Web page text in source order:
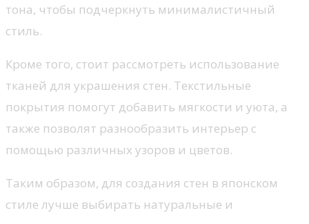
тона, чтобы подчеркнуть минималистичный
стиль.
Кроме того, стоит рассмотреть использование
тканей для украшения стен. Текстильные
покрытия помогут добавить мягкости и уюта, а
также позволят разнообразить интерьер с
помощью различных узоров и цветов.
Таким образом, для создания стен в японском
стиле лучше выбирать натуральные и